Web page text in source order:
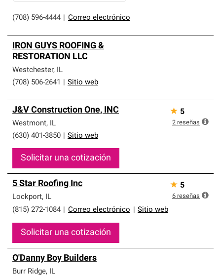
(708) 596-4444 Correo electrónico
IRON GUYS ROOFING &
RESTORATION LLC
Westchester, IL
(708) 506-2641
Sitio web
J&V Construction One, INC
Westmont, IL
(630) 401-3850
Sitio web
Solicitar una cotización
★ 5
2 reseñas
5 Star Roofing Inc
Lockport, IL
(815) 272-1084
Correo electrónico Sitio web
Solicitar una cotización
★ 5
6 reseñas
O'Danny Boy Builders
Burr Ridge, IL